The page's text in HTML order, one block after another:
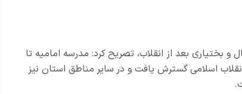
بختیاری بعد از انقلاب، تصریح کرد: مدرسه امامیه تا
اسلامی گسترش یافت و در سایر مناطق استان نیز